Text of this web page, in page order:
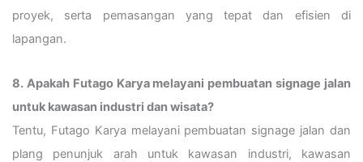
proyek, serta pemasangan yang tepat dan efisien di
lapangan.
8. Apakah Futago Karya melayani pembuatan signage jalan
untuk kawasan industri dan wisata?
Tentu, Futago Karya melayani pembuatan signage jalan dan
plang penunjuk arah untuk kawasan industri, kawasan